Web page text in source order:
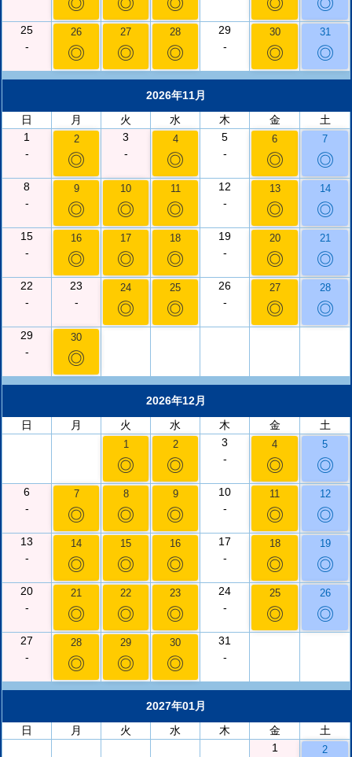
25
-
26
◎
27
◎
28
◎
29
-
30
◎
31
◎
2026年11月
日
月 火 水 木 金
土
1
-
2
◎
3
-
4
◎
5
-
6
◎
7
◎
8
-
9
◎
10
◎
11
◎
12
-
13
◎
14
◎
15
-
16
◎
17
◎
18
◎
19
-
20
◎
21
◎
22
-
23
-
24
◎
25
◎
26
-
27
◎
28
◎
29
-
30
◎
2026年12月
日
月 火 水 木 金 土
1
◎
2
◎
3
-
4
◎
5
◎
6
-
7
◎
8
◎
9
◎
10
-
11
◎
12
◎
13
-
14
◎
15
◎
16
◎
17
-
18
◎
19
◎
20
-
21
◎
22
◎
23
◎
24
-
25
◎
26
◎
27
-
28
◎
29
◎
30
◎
31
-
2027年01月
日
月 火 水 木 金
土
1
2